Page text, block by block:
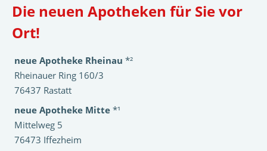
Die neuen Apotheken für Sie vor
Ort!
neue Apotheke Rheinau *²
Rheinauer Ring 160/3
76437 Rastatt
neue Apotheke Mitte *¹
Mittelweg 5
76473 Iffezheim